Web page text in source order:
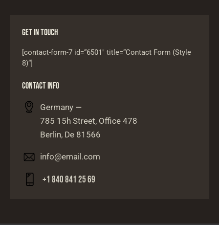
GET IN TOUCH
[contact-form-7 id=“6501″ title=“Contact Form (Style
8)“]
CONTACT INFO
Germany —
785 15h Street, Office 478
Berlin, De 81566
info@email.com
+1 840 841 25 69